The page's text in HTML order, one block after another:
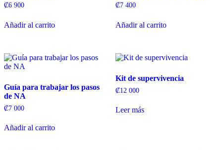
₡6 900
Añadir al carrito
₡7 400
Añadir al carrito
Guía para trabajar los pasos
de NA
₡7 000
Añadir al carrito
Kit de supervivencia
₡12 000
Leer más